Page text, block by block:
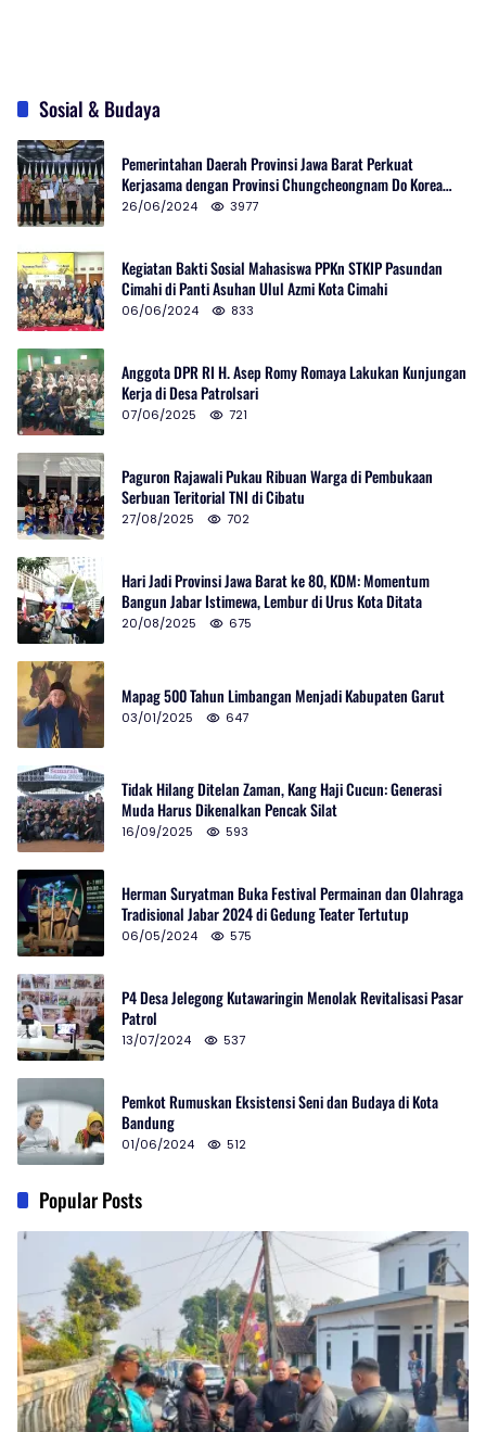
Sosial & Budaya
Pemerintahan Daerah Provinsi Jawa Barat Perkuat
Kerjasama dengan Provinsi Chungcheongnam Do Korea
Selatan
26/06/2024 3977
Kegiatan Bakti Sosial Mahasiswa PPKn STKIP Pasundan
Cimahi di Panti Asuhan Ulul Azmi Kota Cimahi
06/06/2024 833
Anggota DPR RI H. Asep Romy Romaya Lakukan Kunjungan
Kerja di Desa Patrolsari
07/06/2025 721
Paguron Rajawali Pukau Ribuan Warga di Pembukaan
Serbuan Teritorial TNI di Cibatu
27/08/2025 702
Hari Jadi Provinsi Jawa Barat ke 80, KDM: Momentum
Bangun Jabar Istimewa, Lembur di Urus Kota Ditata
20/08/2025 675
Mapag 500 Tahun Limbangan Menjadi Kabupaten Garut
03/01/2025 647
Tidak Hilang Ditelan Zaman, Kang Haji Cucun: Generasi
Muda Harus Dikenalkan Pencak Silat
16/09/2025 593
Herman Suryatman Buka Festival Permainan dan Olahraga
Tradisional Jabar 2024 di Gedung Teater Tertutup
06/05/2024 575
P4 Desa Jelegong Kutawaringin Menolak Revitalisasi Pasar
Patrol
13/07/2024 537
Pemkot Rumuskan Eksistensi Seni dan Budaya di Kota
Bandung
01/06/2024 512
Popular Posts